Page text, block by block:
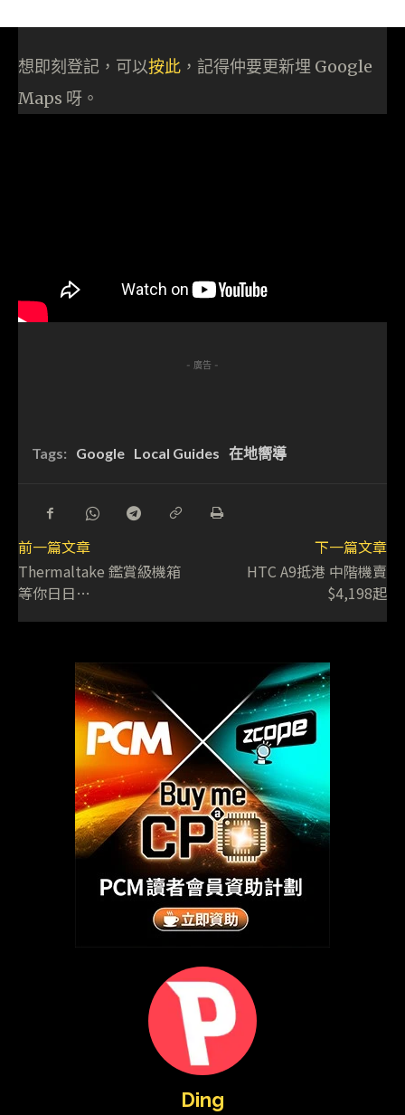
想即刻登記，可以按此 ，記得仲要更新埋 Google
Maps 呀。
- 廣告 -
Tags: Google Local Guides 在地嚮導
前一篇文章
Thermaltake 鑑賞級機箱
等你日日…
下一篇文章
HTC A9抵港 中階機賣
$4,198起
Ding